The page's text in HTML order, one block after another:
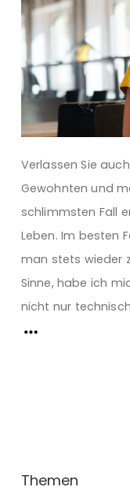
Verlassen Sie
Gewohnten und
schlimmsten Fall
Leben. Im besten
man stets wieder
Sinne, habe ich
nicht nur
Themen